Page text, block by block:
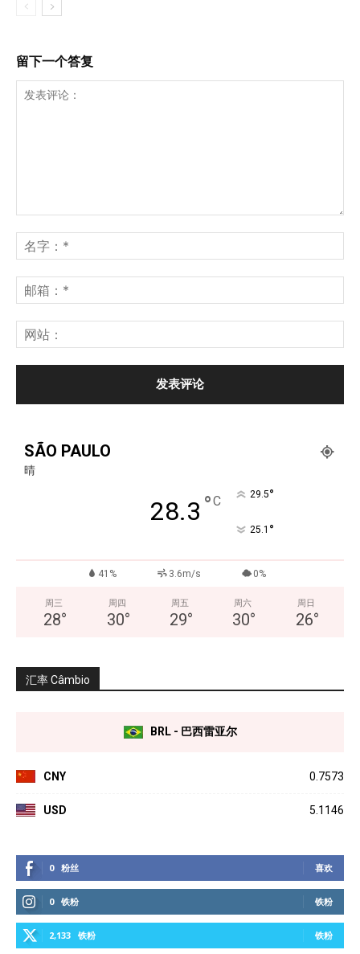
留下一个答复
SÃO PAULO
晴
28.3 °C 29.5°
25.1 °
41% 3.6m/s 0%
周三
28°
周四
30°
周五
29°
周六
30°
周日
26°
汇率 Câmbio
BRL - 巴西雷亚尔
CNY 0.7573
USD 5.1146
0 粉丝 喜欢
0 铁粉 铁粉
2,133 铁粉 铁粉